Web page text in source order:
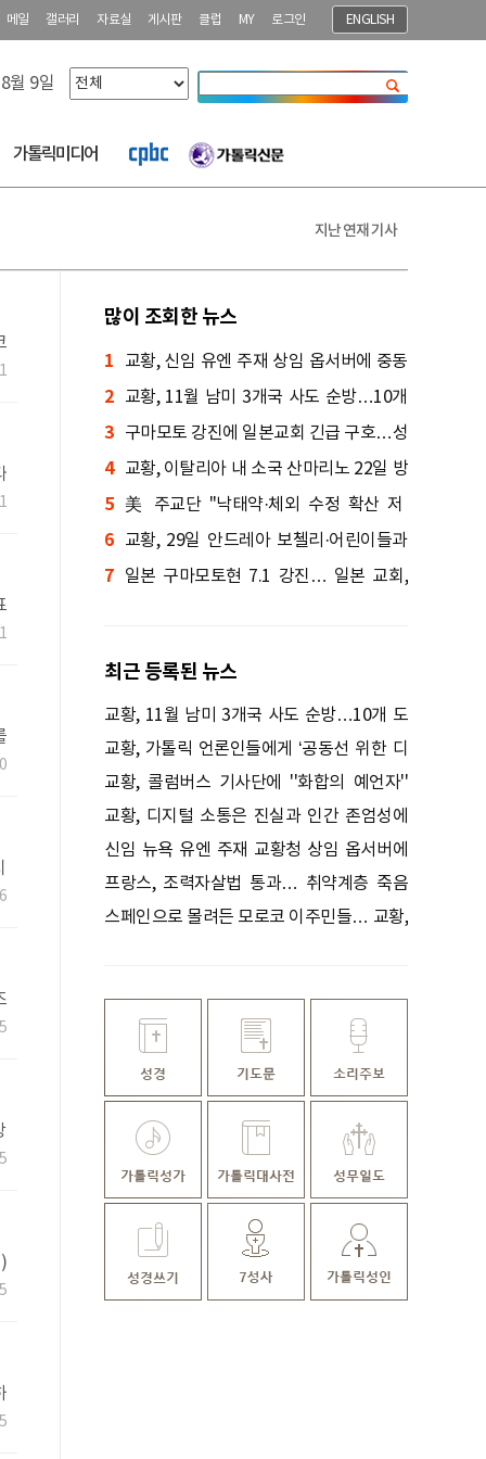
메일 갤러리 자료실 게시판 클럽 MY 로그인 ENGLISH
월 9일
가톨릭미디어
지난 연재 기사
많이 조회한 뉴스
1
교황, 신임 유엔 주재 상임 옵서버에 중동
통 대주교 임명
2
교황, 11월 남미 3개국 사도 순방…10개
도시 방문
3
구마모토 강진에 일본교회 긴급 구호…성
당도 큰 피해
4
교황, 이탈리아 내 소국 산마리노 22일 방
문
5
美 주교단 "낙태약·체외 수정 확산 저
지"…전국적 기도와 행동 촉구
6
교황, 29일 안드레아 보첼리·어린이들과
''평화의 찬가'' 노래한다.
7
일본 구마모토현 7.1 강진… 일본 교회,
최근 등록된 뉴스
교황, 11월 남미 3개국 사도 순방…10개 도
시 방문
교황, 가톨릭 언론인들에게 ‘공동선 위한 디
지털 소통’ 당부
교황, 콜럼버스 기사단에 ''화합의 예언자''
촉구
교황, 디지털 소통은 진실과 인간 존엄성에
봉사해야
신임 뉴욕 유엔 주재 교황청 상임 옵서버에
레바논 출신 대주교
프랑스, 조력자살법 통과… 취약계층 죽음
내몰 우려
스페인으로 몰려든 모로코 이주민들… 교황,